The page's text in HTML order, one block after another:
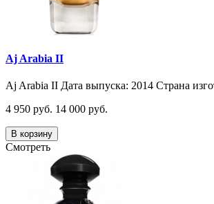
Aj Arabia II
Aj Arabia II Дата выпуска: 2014 Страна
4 950 руб. 14 000 руб.
В корзину
Смотреть